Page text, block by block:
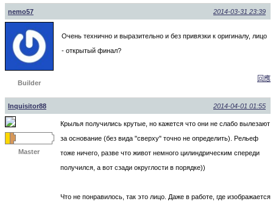
nemo57 2014-03-31 23:39
Builder
Очень технично и выразительно и без привязки к оригиналу, лицо
- открытый финал?
回應
Inquisitor88 2014-04-01 01:55
Master
Крылья получились крутые, но кажется что они не слабо вылезают
за основание (без вида "сверху" точно не определить). Рельеф
тоже ничего, разве что живот немного цилиндрическим спереди
получился, а вот сзади округлости в порядке))
Что не понравилось, так это лицо. Даже в работе, где изображается